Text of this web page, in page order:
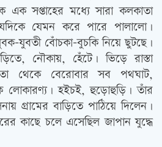
এক সপ্তাহের মধ্যে সারা কলকাতা
যেমন করে পারে পালালো।
যুবতী বোঁচকা-বুচকি নিয়ে ছুটছে।
নৌকায়, হেঁটে। ভিড়ে রাস্তা
থেকে বেরোবার সব পথঘাট,
লোকারণ্য। হইচই, হুড়োহুড়ি। তাঁর
গ্রামের বাড়িতে পাঠিয়ে দিলেন।
কাছে চলে এসেছিল জাপান যুদ্ধে